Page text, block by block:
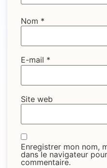
Nom *
E-mail *
Site web
Enregistrer mon nom,
dans le navigateur
commentaire.